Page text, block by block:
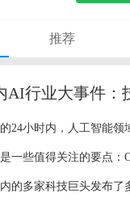
推荐
AI行业大事件：
24小时内，人工智能
一些值得关注的要点：
的多家科技巨头发布了